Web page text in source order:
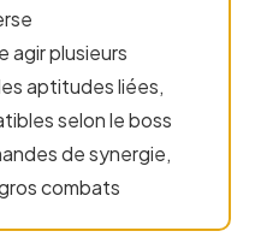
agir plusieurs
aptitudes liées,
selon le boss
de synergie,
combats